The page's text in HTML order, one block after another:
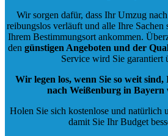
Wir sorgen dafür, dass Ihr Umzug
reibungslos verläuft und alle Ihre Sachen
Ihrem Bestimmungsort ankommen.
den günstigen Angeboten und der
Service wird Sie garantiert
Wir legen los, wenn Sie so weit
nach Weißenburg in Bayern
Holen Sie sich kostenlose und natürlich
damit Sie Ihr Budget